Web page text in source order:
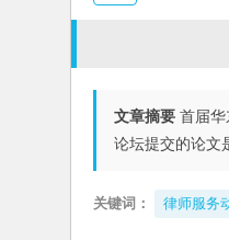
文章摘要 首届
论坛提交的论文
关键词： 律师服务